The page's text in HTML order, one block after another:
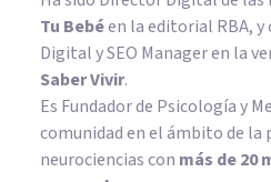
Tu Bebéen la editorial RBA,
Digital y SEO Manager en la
Saber Vivir.
Es Fundador de Psicología y
comunidad en el ámbito de la
neurociencias con más de 20